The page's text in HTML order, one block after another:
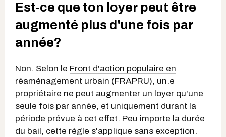
Est-ce que ton loyer peut être
augmenté plus d'une fois par
année?
Non. Selon le Front d'action populaire en
réaménagement urbain (FRAPRU), un.e
propriétaire ne peut augmenter un loyer qu'une
seule fois par année, et uniquement durant la
période prévue à cet effet. Peu importe la durée
du bail, cette règle s'applique sans exception.